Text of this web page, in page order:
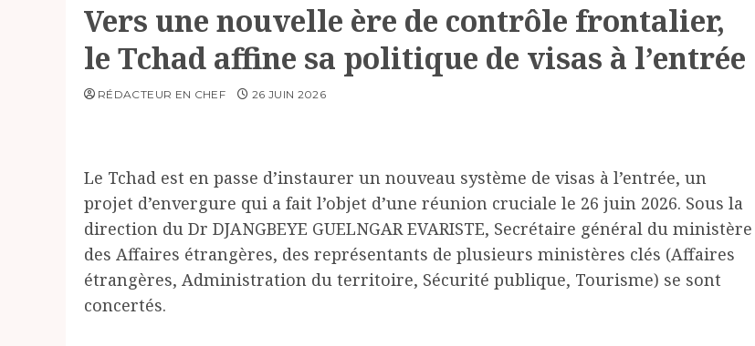
Vers une nouvelle ère de contrôle frontalier,
le Tchad affine sa politique de visas à l’entrée
RÉDACTEUR EN CHEF 26 JUIN 2026
Le Tchad est en passe d’instaurer un nouveau système de visas à l’entrée, un
projet d’envergure qui a fait l’objet d’une réunion cruciale le 26 juin 2026. Sous la
direction du Dr DJANGBEYE GUELNGAR EVARISTE, Secrétaire général du ministère
des Affaires étrangères, des représentants de plusieurs ministères clés (Affaires
étrangères, Administration du territoire, Sécurité publique, Tourisme) se sont
concertés.